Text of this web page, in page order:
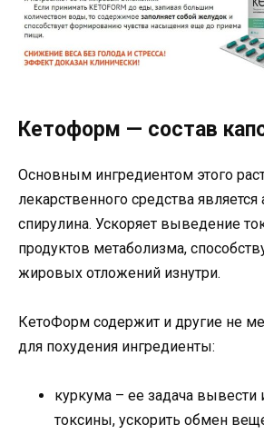
Кетоформ — состав
Основным ингредиентом этого
лекарственного средства является
спирулина. Ускоряет выведение
продуктов метаболизма,
жировых отложений изнутри.
КетоФорм содержит и другие не
для похудения ингредиенты:
куркума – ее задача вывести
токсины, ускорить обмен